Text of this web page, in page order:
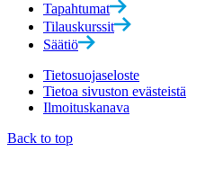
Tapahtumat
Tilauskurssit
Säätiö
Tietosuojaseloste
Tietoa sivuston evästeistä
Ilmoituskanava
Back to top